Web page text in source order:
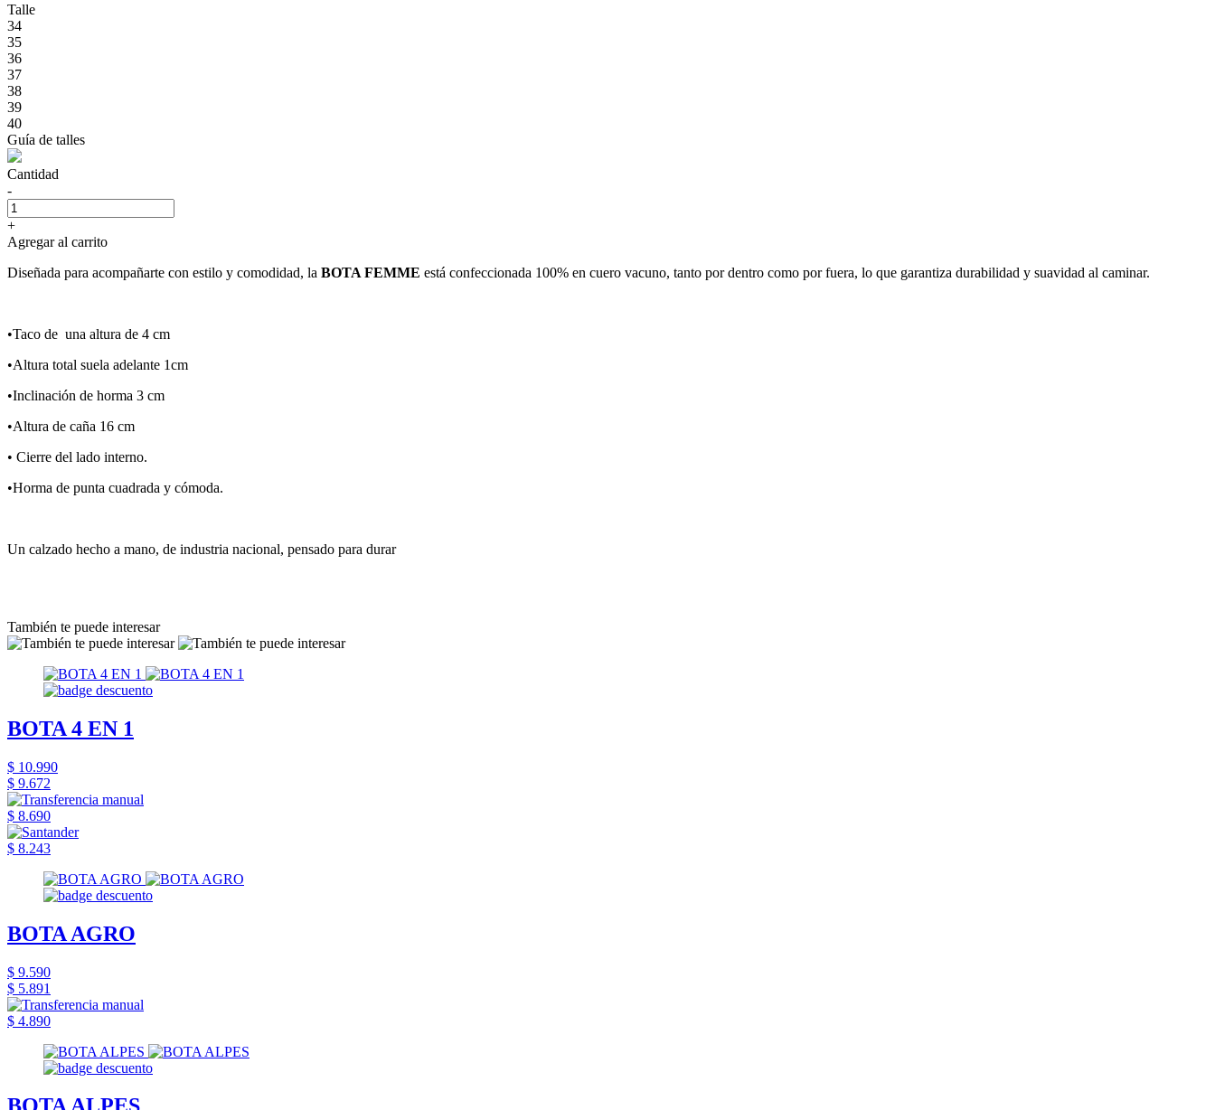
Talle
34
35
36
37
38
39
40
Guía de talles
Cantidad
-
+
Agregar al carrito
Diseñada para acompañarte con estilo y comodidad, la BOTA FEMME está confeccionada 100% en cuero vacuno, tanto por dentro como por fuera, lo que garantiza durabilidad y suavidad al caminar.
•Taco de una altura de 4 cm
•Altura total suela adelante 1cm
•Inclinación de horma 3 cm
•Altura de caña 16 cm
• Cierre del lado interno.
•Horma de punta cuadrada y cómoda.
Un calzado hecho a mano, de industria nacional, pensado para durar
También te puede interesar
BOTA 4 EN 1
$ 10.990
$ 9.672
$ 8.690
$ 8.243
BOTA AGRO
$ 9.590
$ 5.891
$ 4.890